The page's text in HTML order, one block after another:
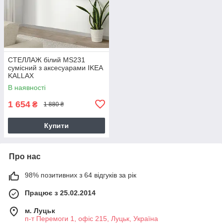
СТЕЛЛАЖ білий MS231
сумісний з аксесуарами IKEA
KALLAX
В наявності
1 654 ₴ 1 880 ₴
Купити
Про нас
98% позитивних з 64 відгуків за рік
Працює з 25.02.2014
м. Луцьк
п-т Перемоги 1, офіс 215, Луцьк, Україна